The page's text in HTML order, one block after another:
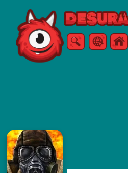
Free Online Games
ZoekenMenu